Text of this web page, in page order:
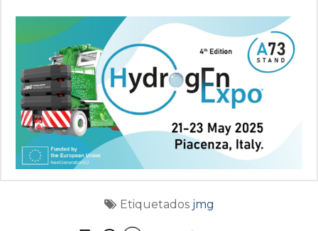
Etiquetados jmg